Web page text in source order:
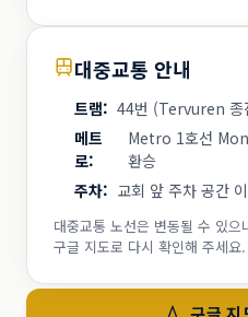
대중교통 안내
트램: 44번 (Tervuren 종
메트
로:
Metro 1호선
환승
주차: 교회 앞 주차 공간
대중교통 노선은 변동될 수 있
구글 지도로 다시 확인해 주세요.